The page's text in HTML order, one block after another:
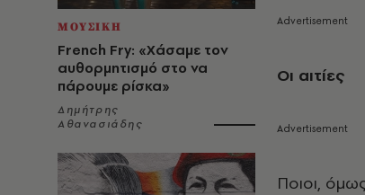
ΜΟΥΣΙΚΗ
French Fry: «Χάσαμε τον
αυθορμητισμό στο να
πάρουμε ρίσκα»
Δημήτρης
Αθανασιάδης
Οι αιτίες
Ποιοι,